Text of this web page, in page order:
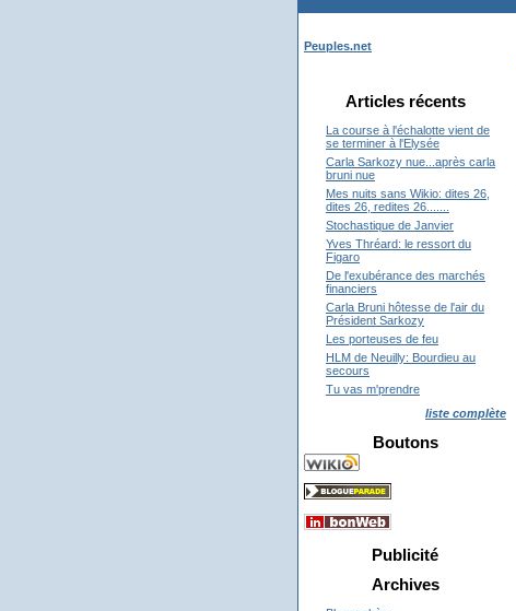
Peuples.net
Articles récents
La course à l'échalotte vient de
se terminer à l'Elysée
Carla Sarkozy nue...après carla
bruni nue
Mes nuits sans Wikio: dites 26,
dites 26, redites 26.......
Stochastique de Janvier
Yves Thréard: le ressort du
Figaro
De l'exubérance des marchés
financiers
Carla Bruni hôtesse de l'air du
Président Sarkozy
Les porteuses de feu
HLM de Neuilly: Bourdieu au
secours
Tu vas m'prendre
liste complète
Boutons
Publicité
Archives